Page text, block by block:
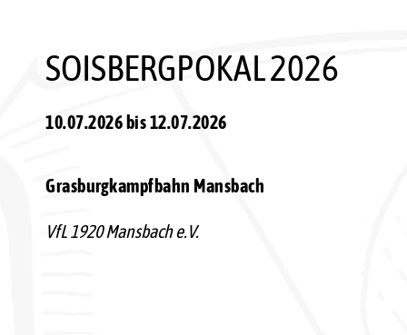
SOISBERGPOKAL 2026
10.07.2026 bis 12.07.2026
Grasburgkampfbahn Mansbach
VfL 1920 Mansbach e.V.